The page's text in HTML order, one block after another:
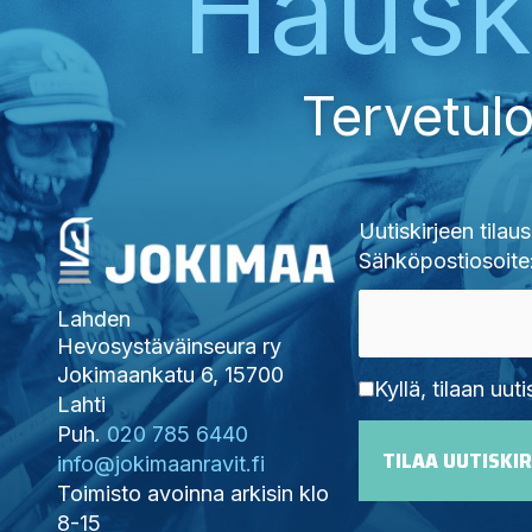
Lahden
Hevosystäväinseura ry
Jokimaankatu 6, 15700
Lahti
Puh. 020 785 6440
info@jokimaanravit.fi
Toimisto avoinna arkisin klo
8-15
Uutiskirjeen tilaus
Sähköpostiosoite:
Kyllä, tilaan